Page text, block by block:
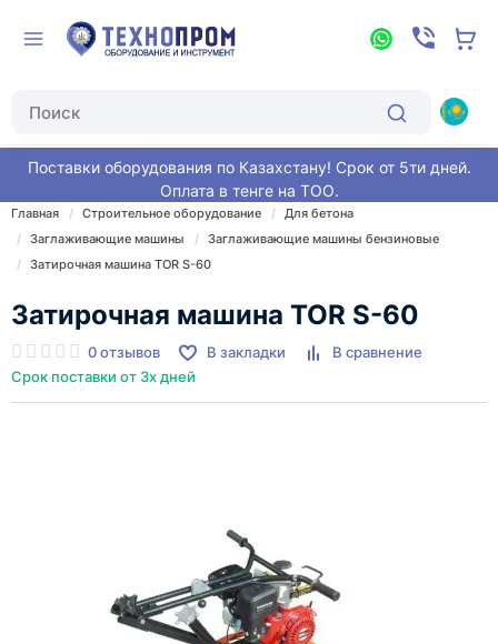
Поставки оборудования по Казахстану! Срок от 5ти дней.
Оплата в тенге на ТОО.
Главная Строительное оборудование
Для бетона
Заглаживающие машины
Заглаживающие машины бензиновые
Затирочная машина TOR S-60
Затирочная машина TOR S-60
0 отзывов В закладки
В сравнение
Срок поставки от 3х дней